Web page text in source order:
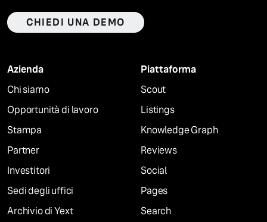
CHIEDI UNA DEMO
Azienda
Chi siamo
Opportunità di lavoro
Stampa
Partner
Investitori
Sedi degli uffici
Archivio di Yext
Piattaforma
Scout
Listings
Knowledge Graph
Reviews
Social
Pages
Search